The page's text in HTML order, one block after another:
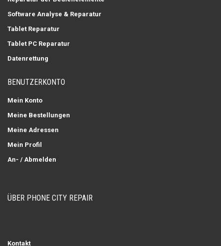
Software Analyse & Reparatur
Tablet Reparatur
Tablet PC Reparatur
Datenrettung
BENUTZERKONTO
Mein Konto
Meine Bestellungen
Meine Adressen
Mein Profil
An- / Abmelden
ÜBER PHONE CITY REPAIR
Kontakt